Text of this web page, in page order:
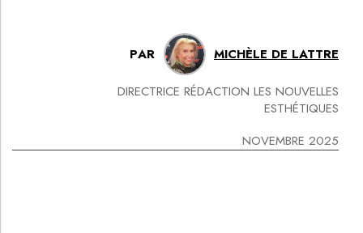
PAR MICHÈLE DE LATTRE
DIRECTRICE RÉDACTION LES NOUVELLES
ESTHÉTIQUES
NOVEMBRE 2025